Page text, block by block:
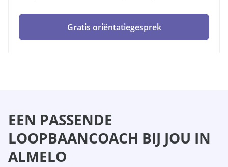
Gratis oriëntatiegesprek
EEN PASSENDE
LOOPBAANCOACH BIJ JOU IN
ALMELO